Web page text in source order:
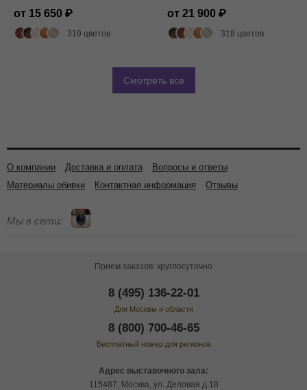
от 15 650
319 цветов
от 21 900
318 цветов
Смотреть все
О компании Доставка и оплата
Вопросы и ответы
Материалы обивки
Контактная информация Отзывы
Мы в сети:
Прием заказов: круглосуточно
8 (495) 136-22-01
Для Москвы и области
8 (800) 700-46-65
Бесплатный номер для регионов
Адрес выставочного зала:
115487, Москва, ул. Деловая д.18